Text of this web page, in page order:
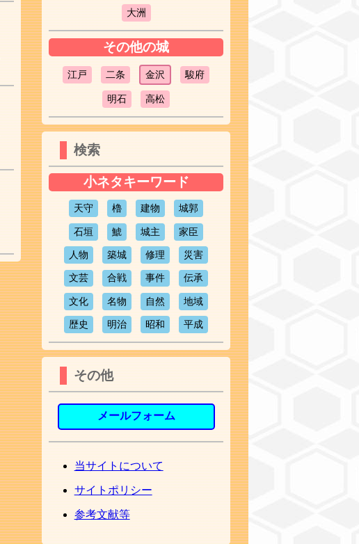
大洲
その他の城
江戸 二条 金沢 駿府
明石 高松
検索
小ネタキーワード
天守 櫓 建物 城郭
石垣 鯱 城主 家臣
人物 築城 修理 災害
文芸 合戦 事件 伝承
文化 名物 自然 地域
歴史 明治 昭和 平成
その他
メールフォーム
当サイトについて
サイトポリシー
参考文献等